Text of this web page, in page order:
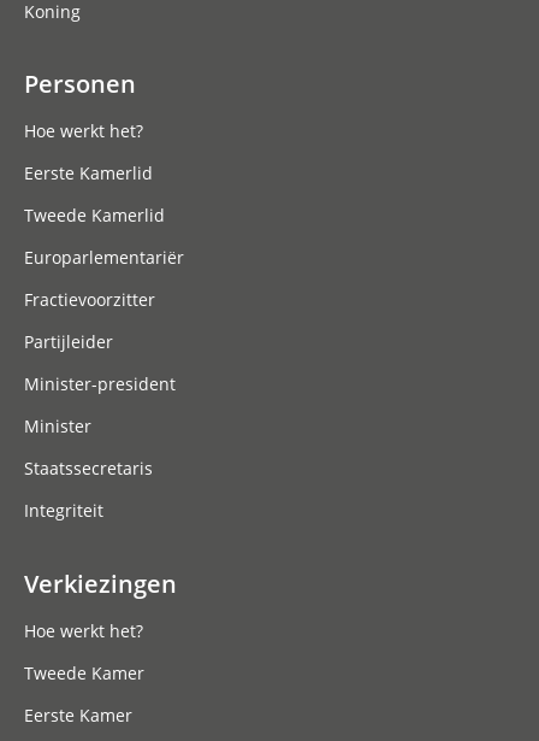
Koning
Personen
Hoe werkt het?
Eerste Kamerlid
Tweede Kamerlid
Europarlementariër
Fractievoorzitter
Partijleider
Minister-president
Minister
Staatssecretaris
Integriteit
Verkiezingen
Hoe werkt het?
Tweede Kamer
Eerste Kamer